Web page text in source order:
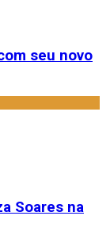
seu novo
Soares na